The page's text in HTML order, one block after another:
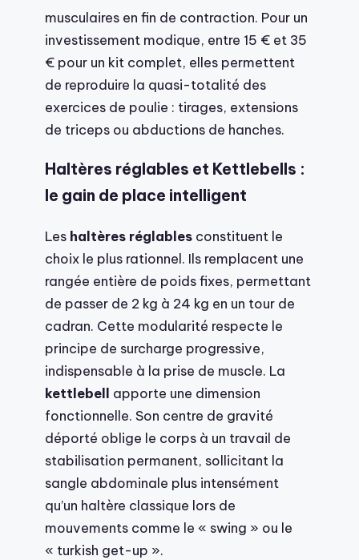
musculaires en fin de contraction. Pour un
investissement modique, entre 15 € et 35
€ pour un kit complet, elles permettent
de reproduire la quasi-totalité des
exercices de poulie : tirages, extensions
de triceps ou abductions de hanches.
Haltères réglables et Kettlebells :
le gain de place intelligent
Les haltères réglables constituent le
choix le plus rationnel. Ils remplacent une
rangée entière de poids fixes, permettant
de passer de 2 kg à 24 kg en un tour de
cadran. Cette modularité respecte le
principe de surcharge progressive,
indispensable à la prise de muscle. La
kettlebell apporte une dimension
fonctionnelle. Son centre de gravité
déporté oblige le corps à un travail de
stabilisation permanent, sollicitant la
sangle abdominale plus intensément
qu’un haltère classique lors de
mouvements comme le « swing » ou le
« turkish get-up ».